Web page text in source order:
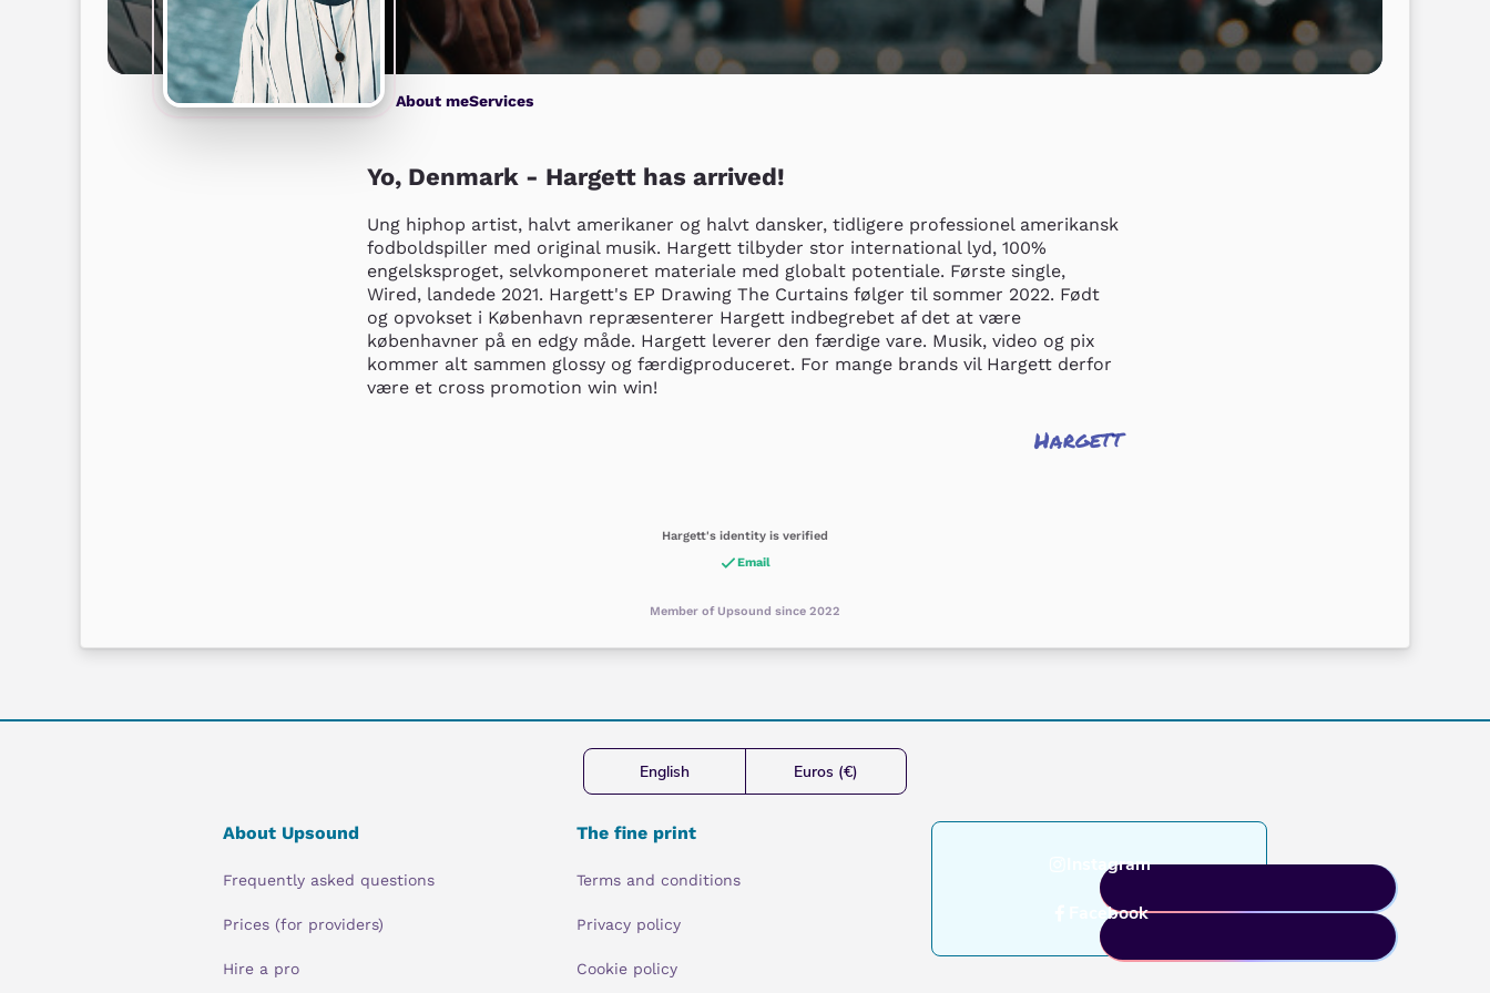
About meServices
Yo, Denmark - Hargett has arrived!
Ung hiphop artist, halvt amerikaner og halvt dansker, tidligere professionel amerikansk
fodboldspiller med original musik. Hargett tilbyder stor international lyd, 100%
engelsksproget, selvkomponeret materiale med globalt potentiale. Første single,
Wired, landede 2021. Hargett's EP Drawing The Curtains følger til sommer 2022. Født
og opvokset i København repræsenterer Hargett indbegrebet af det at være
københavner på en edgy måde. Hargett leverer den færdige vare. Musik, video og pix
kommer alt sammen glossy og færdigproduceret. For mange brands vil Hargett derfor
være et cross promotion win win!
Hargett
Hargett's identity is verified
Email
Member of Upsound since 2022
English Euros (€)
About Upsound
Frequently asked questions
Prices (for providers)
Hire a pro
The fine print
Terms and conditions
Privacy policy
Cookie policy
Instagram
Facebook